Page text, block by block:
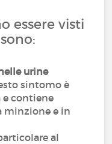
essere visti
urine
sintomo è
e contiene
minzione e in
al